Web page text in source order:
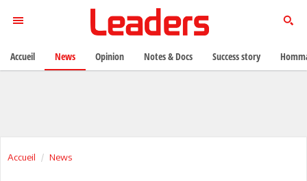
Accueil News
Accueil News Opinion Notes & Docs Success story